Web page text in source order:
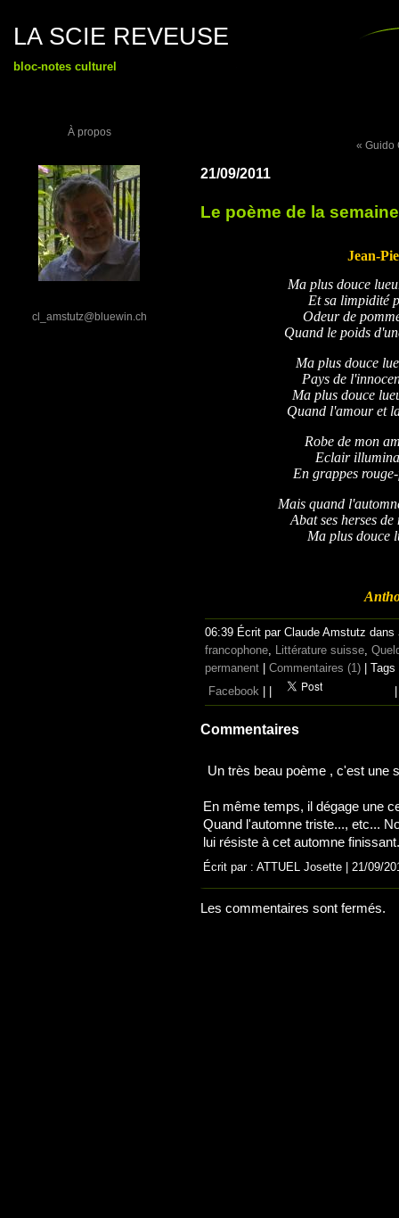
LA SCIE REVEUSE
bloc-notes culturel
À propos
cl_amstutz@bluewin.ch
« Guido
21/09/2011
Le poème de la semaine
Jean-
Ma plus douce
Et sa limpidité
Odeur de
Quand le poids
Ma plus douce
Pays de
Ma plus douce
Quand l'amour et
Robe de mon
Eclair
En grappes
Mais quand
Abat ses herses
Ma plus douce
06:39 Écrit par Claude Amstutz dans
francophone, Littérature suisse,
permanent
Commentaires (1) |
Facebook
Commentaires
Un très beau poème , c'est une
En même temps, il dégage une
Quand l'automne triste..., etc...
lui résiste à cet automne
Écrit par : ATTUEL Josette | 21/09/
Les commentaires sont fermés.